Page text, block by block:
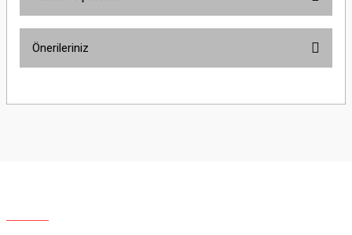
Önerileriniz
yetersiz gördüğünüz noktaları öneri formunu kullanarak tarafımıza